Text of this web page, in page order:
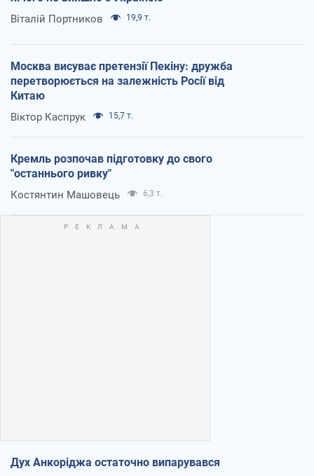
Віталій Портников 19,9 т.
Москва висуває претензії Пекіну: дружба
перетворюється на залежність Росії від
Китаю
Віктор Каспрук 15,7 т.
Кремль розпочав підготовку до свого
"останнього ривку"
Костянтин Машовець 6,3 т.
Дух Анкоріджа остаточно випарувався